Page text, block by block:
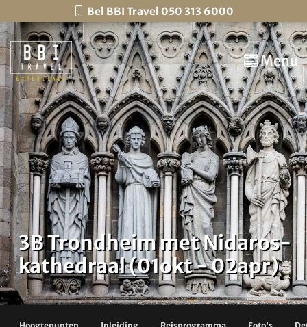
Bel BBI Travel 050 313 6000
Menu
3B Trondheim met Nidaros-
kathedraal (01okt - 02apr)